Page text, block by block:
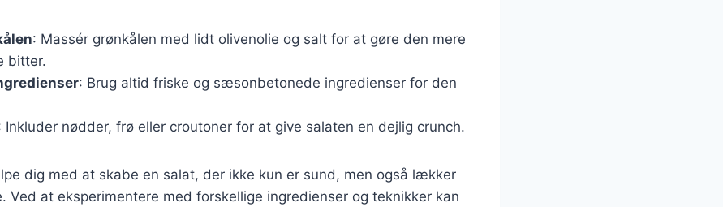
: Massér grønkålen med lidt olivenolie og salt for at gøre den mere
bitter.
: Brug altid friske og sæsonbetonede ingredienser for den
Inkluder nødder, frø eller croutoner for at give salaten en dejlig crunch.
dig med at skabe en salat, der ikke kun er sund, men også lækker
Ved at eksperimentere med forskellige ingredienser og teknikker kan